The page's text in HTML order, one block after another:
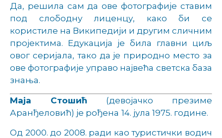
Да, решила сам да ове фотографије ставим
под слободну лиценцу, како би се
користиле на Википедији и другим сличним
пројектима. Едукација је била главни циљ
овог серијала, тако да је природно место за
ове фотографије управо највећа светска база
знања.
Маја Стошић (девојачко презиме
Аранђеловић) је рођена 14. јула 1975. године.
Од 2000. до 2008. ради као туристички водич